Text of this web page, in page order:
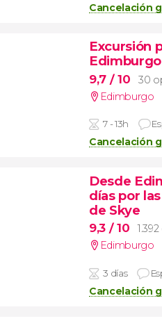
Cancelación
Excursión
Edimburgo
9,7 / 10
30
Edimburgo
7 - 13h
Cancelación
Desde
días por
de Skye
9,3 / 10
Edimburgo
3 días
Cancelación